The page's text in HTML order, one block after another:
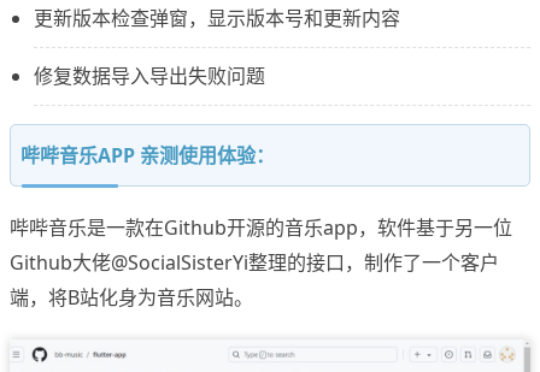
更新版本检查弹窗，显示版本号和更新内容
修复数据导入导出失败问题
哔哔音乐APP 亲测使用体验：
哔哔音乐是一款在Github开源的音乐app，软件基于另一位
Github大佬@SocialSisterYi整理的接口，制作了一个客户
端，将B站化身为音乐网站。